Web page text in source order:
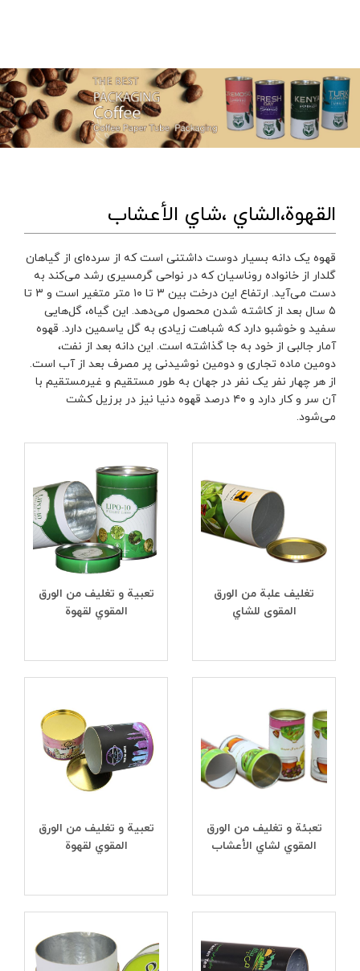
القهوة،الشاي ،شاي الأعشاب
قهوه یک دانه بسیار دوست داشتنی است که از سرده‌ای از گیاهان
گلدار از خانواده روناسیان که در نواحی گرمسیری رشد می‌کند به
دست می‌آید. ارتفاع این درخت بین ۳ تا ۱۰ متر متغیر است و ۳ تا
۵ سال بعد از کاشته شدن محصول می‌دهد. این گیاه، گل‌هایی
سفید و خوشبو دارد که شباهت زیادی به گل یاسمین دارد. قهوه
آمار جالبی از خود به جا گذاشته است. این دانه بعد از نفت،
دومین ماده تجاری و دومین نوشیدنی پر مصرف بعد از آب است.
از هر چهار نفر یک نفر در جهان به طور مستقیم و غیرمستقیم با
آن سر و کار دارد و ۴۰ درصد قهوه دنیا نیز در برزیل کشت
می‌شود.
تغليف علبة من الورق
المقوى للشاي
تعبیة و تغلیف من الورق
المقوي لقهوة
تعبئة و تغلیف من الورق
المقوي لشاي الأعشاب
تعبیة و تغلیف من الورق
المقوي لقهوة